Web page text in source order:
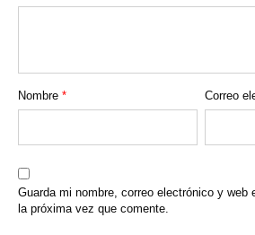
Nombre * Correo
Guarda mi nombre, correo electrónico y web
la próxima vez que comente.